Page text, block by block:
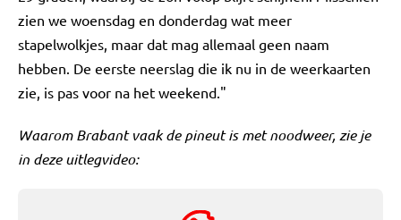
zien we woensdag en donderdag wat meer
stapelwolkjes, maar dat mag allemaal geen naam
hebben. De eerste neerslag die ik nu in de weerkaarten
zie, is pas voor na het weekend."
Waarom Brabant vaak de pineut is met noodweer, zie je
in deze uitlegvideo: